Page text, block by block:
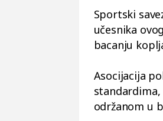
Sportski
učesnika
bacanju
Asocijacija
održanom u